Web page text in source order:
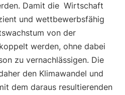
Damit die Wirtschaft
und wettbewerbsfähig
von der
werden, ohne dabei
zu vernachlässigen. Die
den Klimawandel und
dem daraus resultierenden